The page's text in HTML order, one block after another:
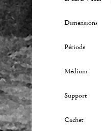
Dimensions
Période
Médium
Support
Cachet